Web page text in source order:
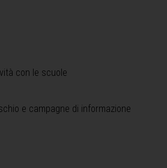
con le scuole
e campagne di informazione